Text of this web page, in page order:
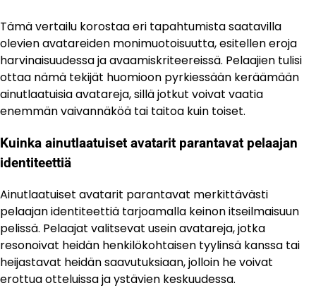
Tämä vertailu korostaa eri tapahtumista saatavilla
olevien avatareiden monimuotoisuutta, esitellen eroja
harvinaisuudessa ja avaamiskriteereissä. Pelaajien tulisi
ottaa nämä tekijät huomioon pyrkiessään keräämään
ainutlaatuisia avatareja, sillä jotkut voivat vaatia
enemmän vaivannäköä tai taitoa kuin toiset.
Kuinka ainutlaatuiset avatarit parantavat pelaajan
identiteettiä
Ainutlaatuiset avatarit parantavat merkittävästi
pelaajan identiteettiä tarjoamalla keinon itseilmaisuun
pelissä. Pelaajat valitsevat usein avatareja, jotka
resonoivat heidän henkilökohtaisen tyylinsä kanssa tai
heijastavat heidän saavutuksiaan, jolloin he voivat
erottua otteluissa ja ystävien keskuudessa.